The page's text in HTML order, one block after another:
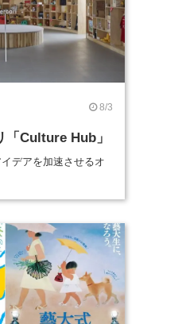
8/3
「Culture Hub」
デアを加速させるオ